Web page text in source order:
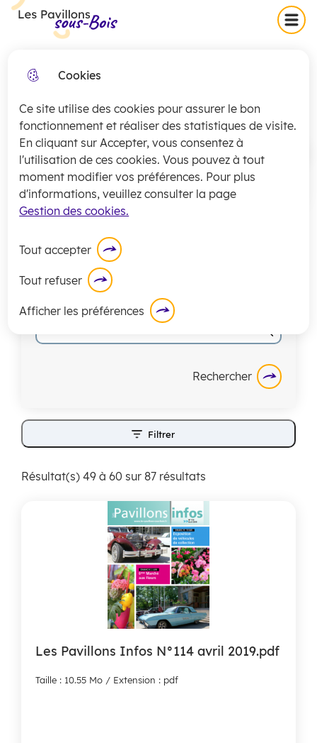
Cookies
Ce site utilise des cookies pour assurer le bon
fonctionnement et réaliser des statistiques de visite.
En cliquant sur Accepter, vous consentez à
l'utilisation de ces cookies. Vous pouvez à tout
moment modifier vos préférences. Pour plus
d'informations, veuillez consulter la page
Gestion des cookies.
Afficher les préférences
Tout accepter
Tout refuser
Skip
menu
Skip
to
Skip to
Collecte exceptionnelle des
jeudi 16 juillet
Lacollectedes encombrants pour les
secteurs 1 et 2 sera exceptionnellement
assuréece jeudi 16 juillet.
En savoir plus
Les Pavillons-sous-Bois Menu
Accueil
Retrouvez le magazine bimestriel
guides municipaux.
Filtrer
Résultat(s) 49 à 60 sur 87 résultats
Les Pavillons Infos N°114 avril 2019.pdf
Taille : 10.55 Mo / Extension : pdf